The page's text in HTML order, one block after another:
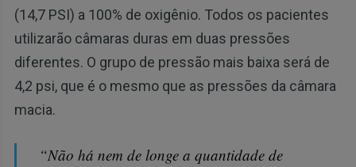
(14,7 PSI) a 100% de oxigênio. Todos os pacientes
utilizarão câmaras duras em duas pressões
diferentes. O grupo de pressão mais baixa será de
4,2 psi, que é o mesmo que as pressões da câmara
macia.
“Não há nem de longe a quantidade de